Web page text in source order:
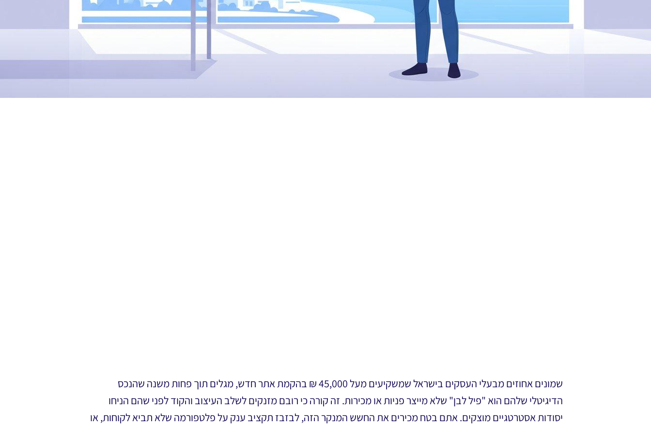
שמונים אחוזים מבעלי העסקים בישראל שמשקיעים מעל 45,000 ₪ בהקמת אתר חדש, מגלים תוך פחות משנה שהנכס
הדיגיטלי שלהם הוא "פיל לבן" שלא מייצר פניות או מכירות. זה קורה כי רובם מזנקים לשלב העיצוב והקוד לפני שהם הניחו
יסודות אסטרטגיים מוצקים. אתם בטח מכירים את החשש המנקר הזה, לבזבז תקציב ענק על פלטפורמה שלא תביא לקוחות, או